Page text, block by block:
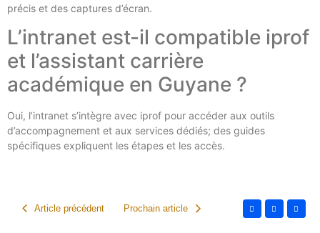
précis et des captures d’écran.
L’intranet est-il compatible iprof
et l’assistant carrière
académique en Guyane ?
Oui, l’intranet s’intègre avec iprof pour accéder aux outils
d’accompagnement et aux services dédiés; des guides
spécifiques expliquent les étapes et les accès.
Article précédent Prochain article